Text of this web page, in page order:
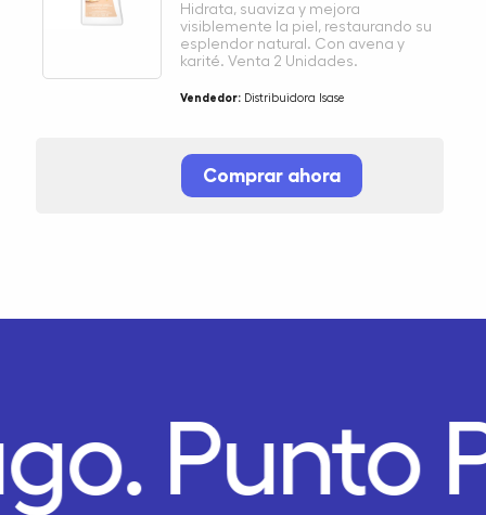
Hidrata, suaviza y mejora
visiblemente la piel, restaurando su
esplendor natural. Con avena y
karité. Venta 2 Unidades.
Vendedor: Distribuidora Isase
Comprar ahora
Punto